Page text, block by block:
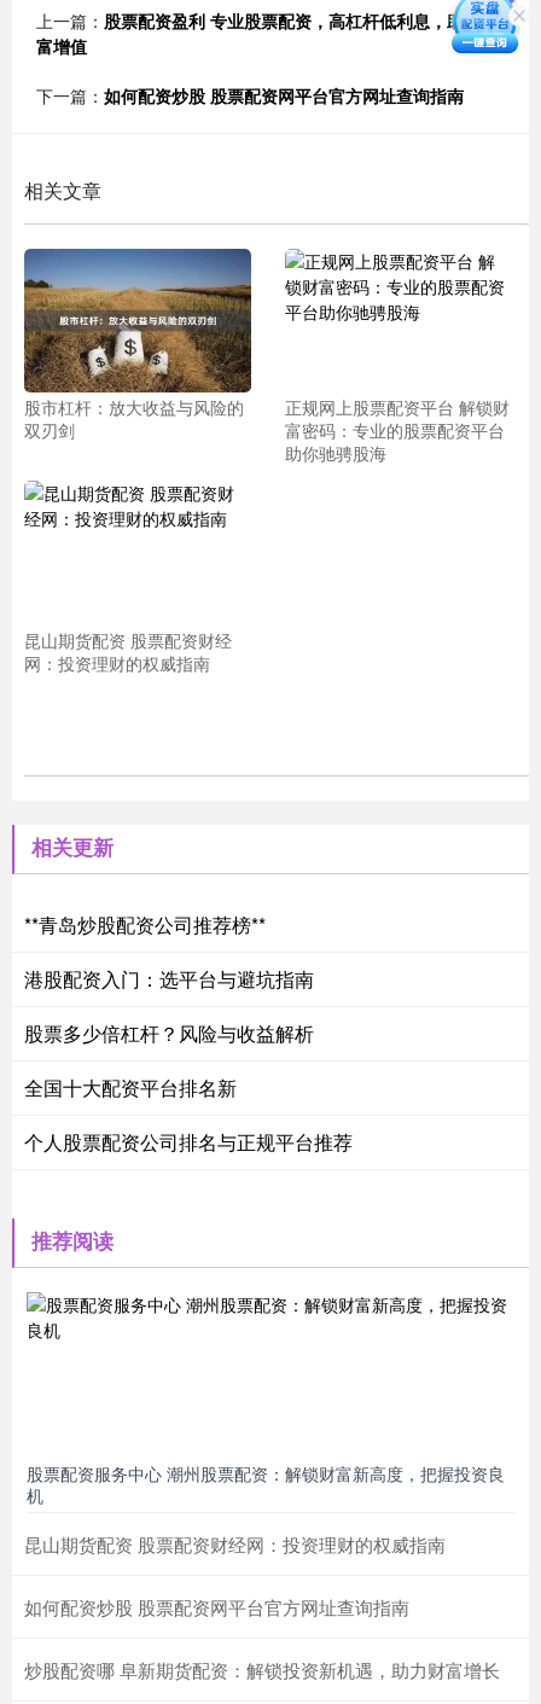
上一篇： 股票配资盈利 专业股票配资，高杠杆低利息，助你财
富增值
下一篇： 如何配资炒股 股票配资网平台官方网址查询指南
相关文章
股市杠杆：放大收益与风险的
双刃剑
正规网上股票配资平台 解锁财
富密码：专业的股票配资平台
助你驰骋股海
昆山期货配资 股票配资财经
网：投资理财的权威指南
相关更新
**青岛炒股配资公司推荐榜**
港股配资入门：选平台与避坑指南
股票多少倍杠杆？风险与收益解析
全国十大配资平台排名新
个人股票配资公司排名与正规平台推荐
推荐阅读
股票配资服务中心 潮州股票配资：解锁财富新高度，把握投资良
机
昆山期货配资 股票配资财经网：投资理财的权威指南
如何配资炒股 股票配资网平台官方网址查询指南
炒股配资哪 阜新期货配资：解锁投资新机遇，助力财富增长